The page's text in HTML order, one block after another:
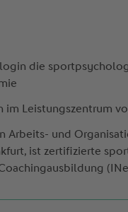
die
Leistungszentrum
Arbeits- und
ist zertifizierte